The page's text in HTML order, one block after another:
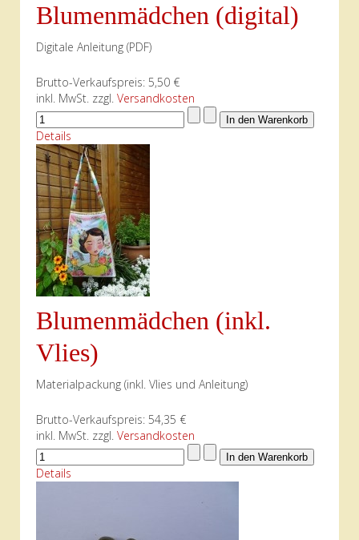
Blumenmädchen (digital)
Digitale Anleitung (PDF)
Brutto-Verkaufspreis: 5,50 €
inkl. MwSt. zzgl. Versandkosten
Details
Blumenmädchen (inkl.
Vlies)
Materialpackung (inkl. Vlies und Anleitung)
Brutto-Verkaufspreis: 54,35 €
inkl. MwSt. zzgl. Versandkosten
Details